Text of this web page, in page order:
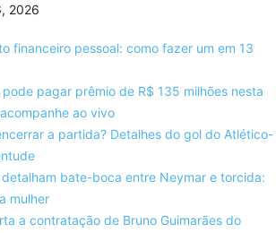
2026
financeiro pessoal: como fazer um em 13
pagar prêmio de R$ 135 milhões nesta
ao vivo
a partida? Detalhes do gol do Atlético-
bate-boca entre Neymar e torcida:
mulher
a contratação de Bruno Guimarães do